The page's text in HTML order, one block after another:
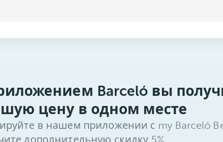
Barceló вы
цену в одном месте
в нашем приложении с my Barceló
дополнительную скидку 5%.